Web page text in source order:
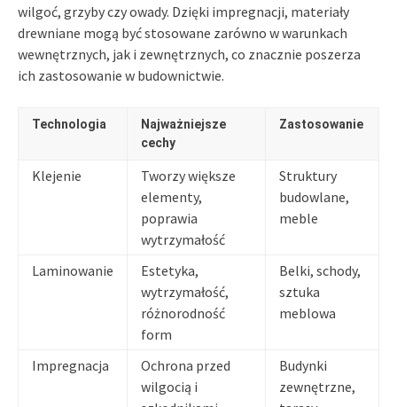
wilgoć, grzyby czy owady. Dzięki impregnacji, materiały
drewniane mogą być stosowane zarówno w warunkach
wewnętrznych, jak i zewnętrznych, co znacznie poszerza
ich zastosowanie w budownictwie.
Technologia
Najważniejsze
cechy
Zastosowanie
Klejenie
Tworzy większe
elementy,
poprawia
wytrzymałość
Struktury
budowlane,
meble
Laminowanie
Estetyka,
wytrzymałość,
różnorodność
form
Belki, schody,
sztuka
meblowa
Impregnacja
Ochrona przed
wilgocią i
Budynki
zewnętrzne,